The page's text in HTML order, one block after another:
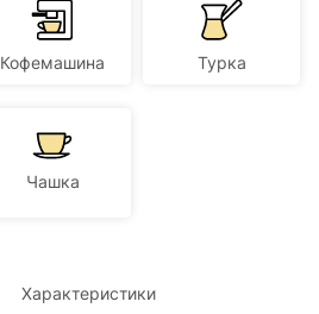
Кофемашина Турка
Чашка
Характеристики